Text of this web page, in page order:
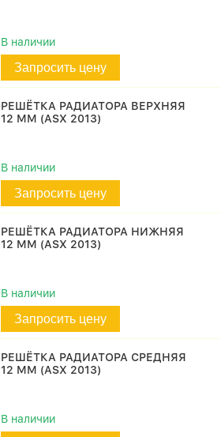
В наличии
Запросить цену
РЕШЁТКА РАДИАТОРА ВЕРХНЯЯ
12 ММ (ASX 2013)
В наличии
Запросить цену
РЕШЁТКА РАДИАТОРА НИЖНЯЯ
12 ММ (ASX 2013)
В наличии
Запросить цену
РЕШЁТКА РАДИАТОРА СРЕДНЯЯ
12 ММ (ASX 2013)
В наличии